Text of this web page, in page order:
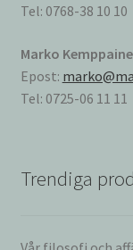
Tel: 0768-38 10 10
Marko
Epost:
Tel: 0725-06 11 11
Trendiga